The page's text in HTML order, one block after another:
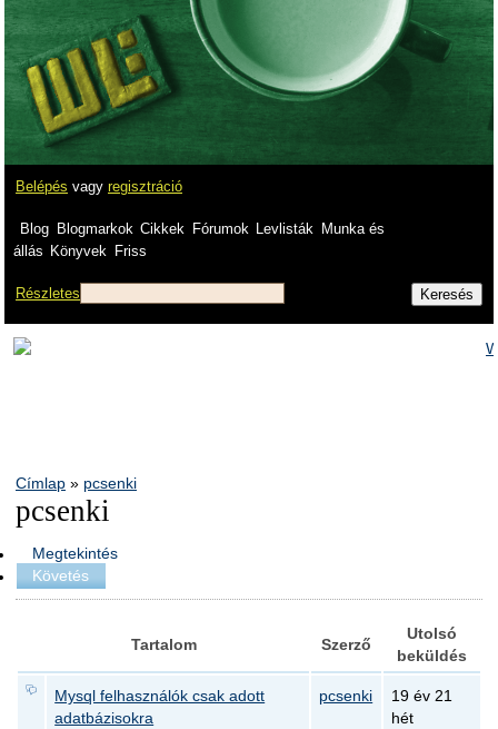
Belépés vagy regisztráció
Blog Blogmarkok Cikkek Fórumok Levlisták
Munka és
állás Könyvek Friss
Részletes
Címlap » pcsenki
pcsenki
Megtekintés
Követés
Tartalom Szerző
Utolsó
beküldés
Mysql felhasználók csak adott
adatbázisokra
pcsenki
19 év 21
hét